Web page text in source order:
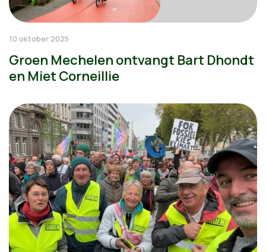
10 oktober 2025
Groen Mechelen ontvangt Bart Dhondt
en Miet Corneillie